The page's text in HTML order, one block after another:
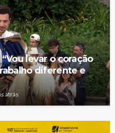
levar o coração
diferente e
atrás